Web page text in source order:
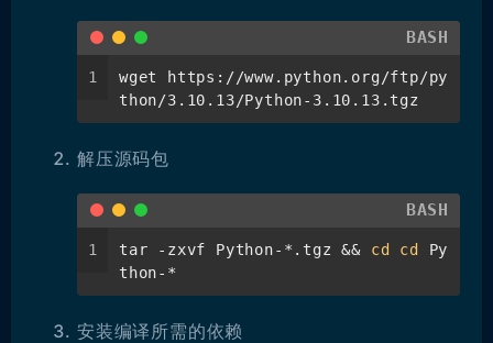
BASH
1
wget https://www.python.org/ftp/py
thon/3.10.13/Python-3.10.13.tgz
解压源码包
BASH
1 tar -zxvf Python-*.tgz && cd cd
Py
thon-*
安装编译所需的依赖